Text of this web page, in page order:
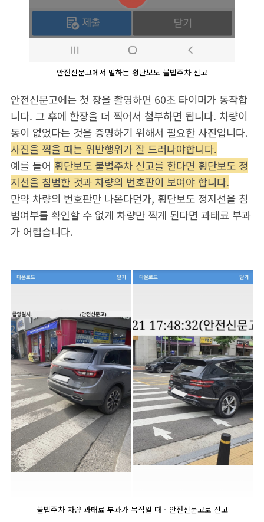
안전신문고에서 말하는 횡단보도 불법주차 신고
안전신문고에는 첫 장을 촬영하면 60초 타이머가 동작합
니다. 그 후에 한장을 더 찍어서 첨부하면 됩니다. 차량이
동이 없었다는 것을 증명하기 위해서 필요한 사진입니다.
사진을 찍을 때는 위반행위가 잘 드러나야합니다.
예를 들어 횡단보도 불법주차 신고를 한다면 횡단보도 정
지선을 침범한 것과 차량의 번호판이 보여야 합니다.
만약 차량의 번호판만 나온다던가, 횡단보도 정지선을 침
범여부를 확인할 수 없게 차량만 찍게 된다면 과태료 부과
가 어렵습니다.
불법주차 차량 과태료 부과가 목적일 때 - 안전신문고로 신고